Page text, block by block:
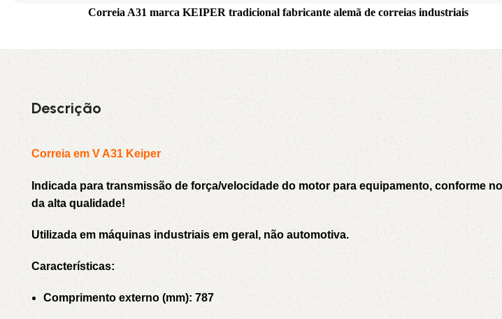
CX D PJ PJ
PL SPA SPB
XPA XPB XPZ ZX
Correia A31 marca KEIPER tradicional fabricante alemã de correias industriais
Descrição
Correia em V A31 Keiper
Indicada para transmissão de força/velocidade do motor para equipamento, conforme
da alta qualidade!
Utilizada em máquinas industriais em geral, não automotiva.
Características:
Comprimento externo (mm): 787